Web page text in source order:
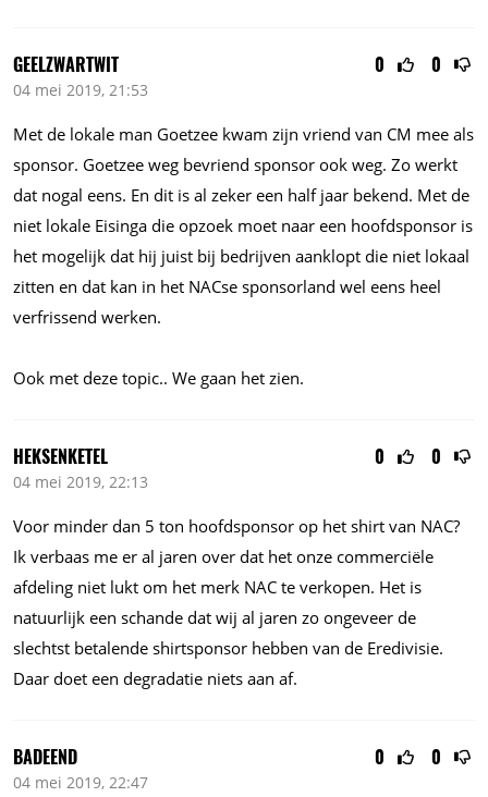
0 0
GEELZWARTWIT
04 mei 2019, 21:53
Met de lokale man Goetzee kwam zijn vriend van CM mee als
sponsor. Goetzee weg bevriend sponsor ook weg. Zo werkt
dat nogal eens. En dit is al zeker een half jaar bekend. Met de
niet lokale Eisinga die opzoek moet naar een hoofdsponsor is
het mogelijk dat hij juist bij bedrijven aanklopt die niet lokaal
zitten en dat kan in het NACse sponsorland wel eens heel
verfrissend werken.
Ook met deze topic.. We gaan het zien.
0 0
HEKSENKETEL
04 mei 2019, 22:13
Voor minder dan 5 ton hoofdsponsor op het shirt van NAC?
Ik verbaas me er al jaren over dat het onze commerciële
afdeling niet lukt om het merk NAC te verkopen. Het is
natuurlijk een schande dat wij al jaren zo ongeveer de
slechtst betalende shirtsponsor hebben van de Eredivisie.
Daar doet een degradatie niets aan af.
0 0
BADEEND
04 mei 2019, 22:47